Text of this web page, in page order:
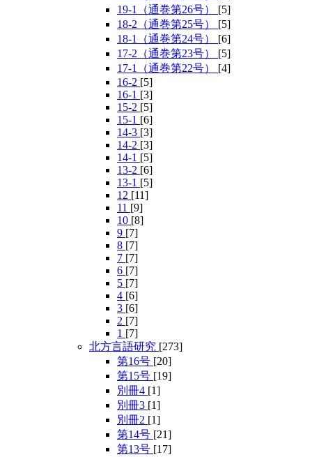
19-1（通巻第26号） [5]
18-2（通巻第25号） [5]
18-1（通巻第24号） [6]
17-2（通巻第23号） [5]
17-1（通巻第22号） [4]
16-2 [5]
16-1 [3]
15-2 [5]
15-1 [6]
14-3 [3]
14-2 [3]
14-1 [5]
13-2 [6]
13-1 [5]
12 [11]
11 [9]
10 [8]
9 [7]
8 [7]
7 [7]
6 [7]
5 [7]
4 [6]
3 [6]
2 [7]
1 [7]
北方言語研究 [273]
第16号 [20]
第15号 [19]
別冊4 [1]
別冊3 [1]
別冊2 [1]
第14号 [21]
第13号 [17]